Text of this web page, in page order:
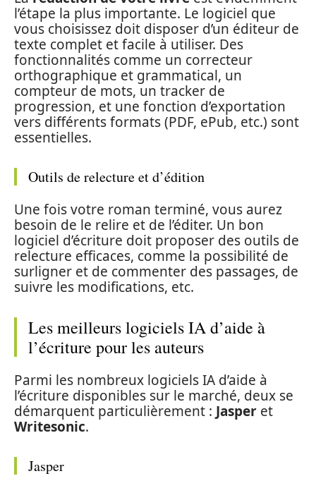
l’étape la plus importante. Le logiciel que
vous choisissez doit disposer d’un éditeur de
texte complet et facile à utiliser. Des
fonctionnalités comme un correcteur
orthographique et grammatical, un
compteur de mots, un tracker de
progression, et une fonction d’exportation
vers différents formats (PDF, ePub, etc.) sont
essentielles.
Outils de relecture et d’édition
Une fois votre roman terminé, vous aurez
besoin de le relire et de l’éditer. Un bon
logiciel d’écriture doit proposer des outils de
relecture efficaces, comme la possibilité de
surligner et de commenter des passages, de
suivre les modifications, etc.
Les meilleurs logiciels IA d’aide à
l’écriture pour les auteurs
Parmi les nombreux logiciels IA d’aide à
l’écriture disponibles sur le marché, deux se
démarquent particulièrement : Jasper et
Writesonic.
Jasper